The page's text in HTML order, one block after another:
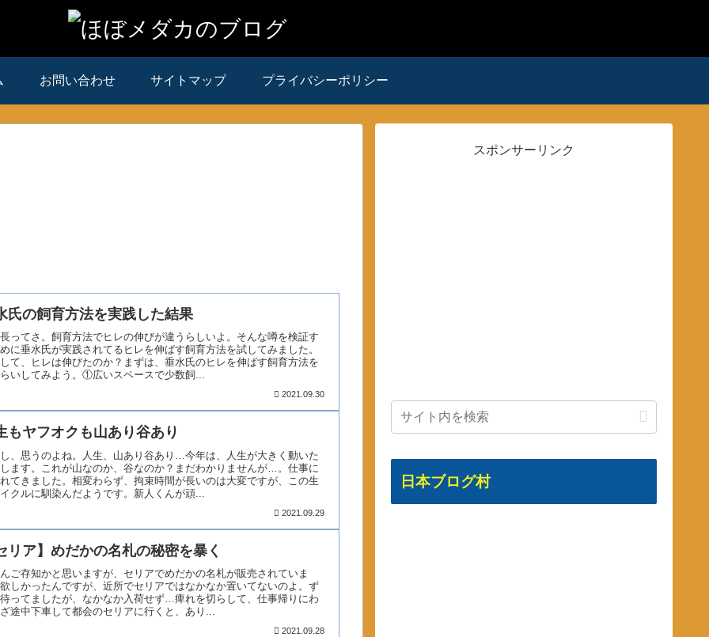
お問い合わせ サイトマップ プライバシーポリシー
氏の飼育方法を実践した結果
ってさ。飼育方法でヒレの伸びが違うらしいよ。そんな噂を検証す
に垂水氏が実践されてるヒレを伸ばす飼育方法を試してみました。
て、ヒレは伸びたのか？まずは、垂水氏のヒレを伸ばす飼育方法を
いしてみよう。①広いスペースで少数飼...
2021.09.30
もヤフオクも山あり谷あり
、思うのよね。人生、山あり谷あり…今年は、人生が大きく動いた
ます。これが山なのか、谷なのか？まだわかりませんが…。仕事に
てきました。相変わらず、拘束時間が長いのは大変ですが、この生
クルに馴染んだようです。新人くんが頑...
2021.09.29
リア】めだかの名札の秘密を暴く
ご存知かと思いますが、セリアでめだかの名札が販売されていま
しかったんですが、近所でセリアではなかなか置いてないのよ。ず
ってましたが、なかなか入荷せず…痺れを切らして、仕事帰りにわ
途中下車して都会のセリアに行くと、あり...
2021.09.28
スポンサーリンク
日本ブログ村